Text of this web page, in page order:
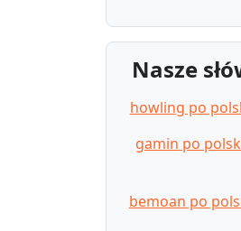
Nasze
howling po
gamin po
bemoan po